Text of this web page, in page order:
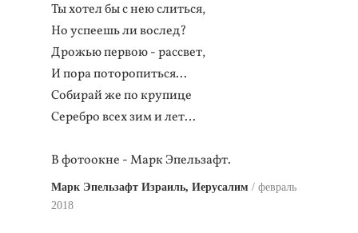
Ты хотел бы с нею слиться,
Но успеешь ли вослед?
Дрожью первою - рассвет,
И пора поторопиться...
Собирай же по крупице
Серебро всех зим и лет…
В фотоокне - Марк Эпельзафт.
Марк Эпельзафт Израиль, Иерусалим
февраль
2018